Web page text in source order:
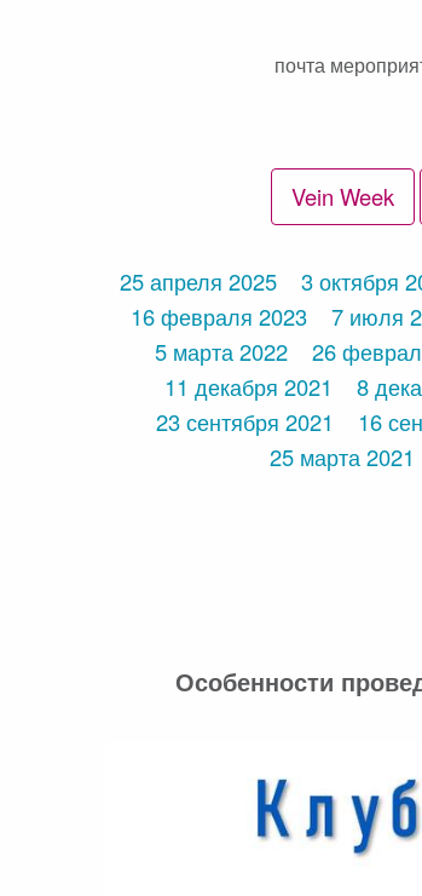
почта
Vein Week
25 апреля 2025 3 октября
16 февраля 2023
7 июля
5 марта 2022
26
11 декабря 2021
8
23 сентября 2021
16
25 марта 2021
Особенности